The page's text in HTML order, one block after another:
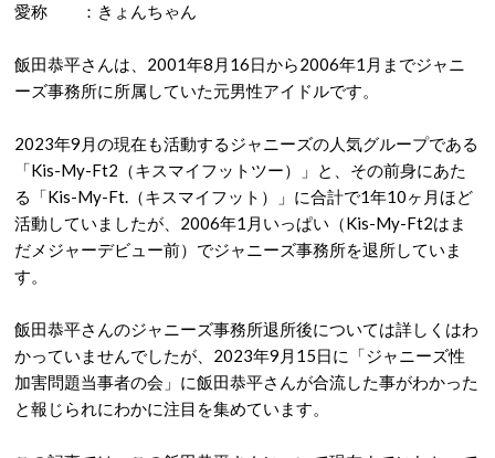
愛称 ：きょんちゃん
飯田恭平さんは、2001年8月16日から2006年1月までジャニ
ーズ事務所に所属していた元男性アイドルです。
2023年9月の現在も活動するジャニーズの人気グループである
「Kis-My-Ft2（キスマイフットツー）」と、その前身にあた
る「Kis-My-Ft.（キスマイフット）」に合計で1年10ヶ月ほど
活動していましたが、2006年1月いっぱい（Kis-My-Ft2はま
だメジャーデビュー前）でジャニーズ事務所を退所していま
す。
飯田恭平さんのジャニーズ事務所退所後については詳しくはわ
かっていませんでしたが、2023年9月15日に「ジャニーズ性
加害問題当事者の会」に飯田恭平さんが合流した事がわかった
と報じられにわかに注目を集めています。